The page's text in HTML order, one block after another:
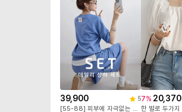
39,900 5
[55-88] 피부에 자극없는 면100%! 센스있는 유니크 라벨 포인트! 변형없이 오래입는 3단쭈리 원단! #NAK MADE.
7% 20,370